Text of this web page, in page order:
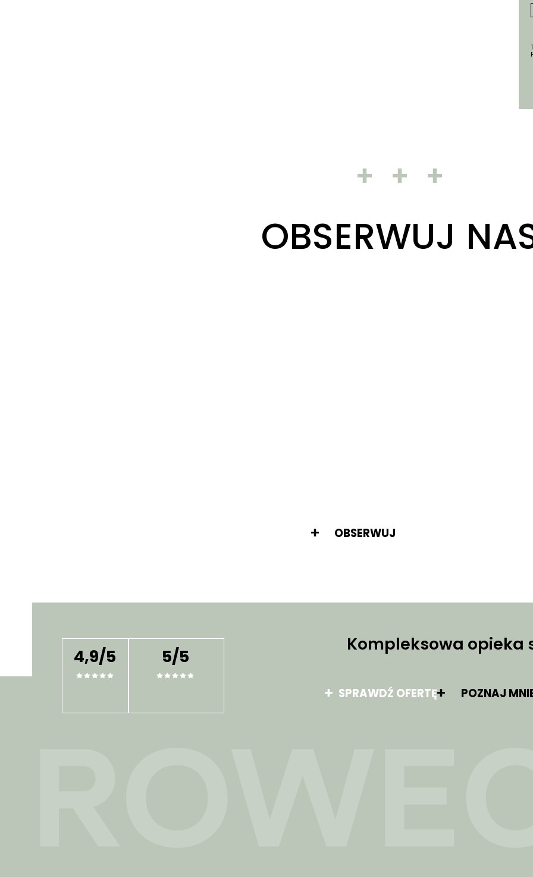
OBSERWUJ
OBSERWUJ
4,9/5 5/5
Kompleksowa opieka
SPRAWDŹ OFERTĘ POZNAJ